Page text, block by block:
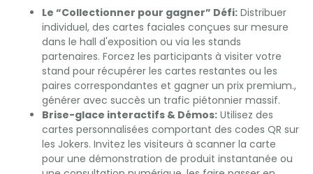
Le “Collectionner pour gagner” Défi: Distribuer
individuel, des cartes faciales conçues sur mesure
dans le hall d'exposition ou via les stands
partenaires. Forcez les participants à visiter votre
stand pour récupérer les cartes restantes ou les
paires correspondantes et gagner un prix premium.,
générer avec succès un trafic piétonnier massif.
Brise-glace interactifs & Démos: Utilisez des
cartes personnalisées comportant des codes QR sur
les Jokers. Invitez les visiteurs à scanner la carte
pour une démonstration de produit instantanée ou